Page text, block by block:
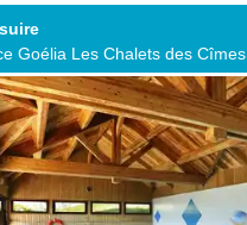
Goélia Les Chalets des Cîmes